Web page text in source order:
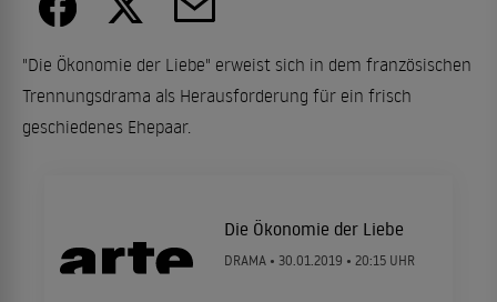
"Die Ökonomie der Liebe" erweist sich in dem französischen
Trennungsdrama als Herausforderung für ein frisch
geschiedenes Ehepaar.
Die Ökonomie der Liebe
DRAMA • 30.01.2019 • 20:15 UHR